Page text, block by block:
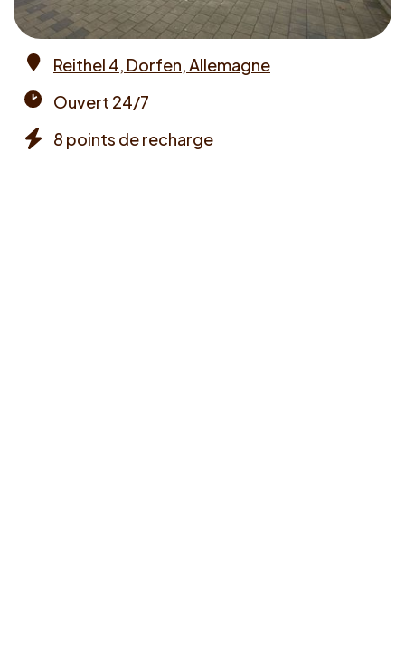
Reithel 4, Dorfen, Allemagne
times
Ouvert 24/7
8 points de recharge